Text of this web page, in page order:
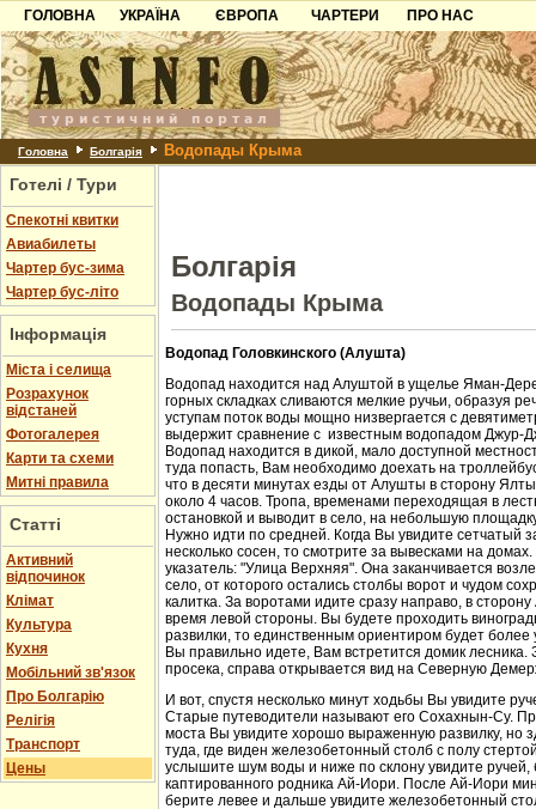
ГОЛОВНА
УКРАЇНА
Карпати
Азов
Причорноморря
Шацьк
ЄВРОПА
Чорногорія
Хорватія
Болгарія
Албанія
ЧАРТЕРИ
ПРО НАС
Контакти
Партнерам
Додати готель
Головна Болгарія Водопады Крыма
Готелі / Тури
Спекотні квитки
Авиабилеты
Чартер бус-зима
Чартер бус-літо
Інформація
Міста і селища
Розрахунок
відстаней
Фотогалерея
Карти та схеми
Митні правила
Статті
Активний
відпочинок
Клімат
Культура
Кухня
Мобільний зв'язок
Про Болгарію
Релігія
Транспорт
Цены
Болгарія
Водопады Крыма
Водопад Головкинского (Алушта)
Водопад находится над Алуштой в ущелье Яман-
горных складках сливаются мелкие ручьи, образуя
уступам поток воды мощно низвергается с
выдержит сравнение с известным водопадом Джур-
Водопад находится в дикой, мало доступной
туда попасть, Вам необходимо доехать на
что в десяти минутах езды от Алушты в сторону
около 4 часов. Тропа, временами переходящая в
остановкой и выводит в село, на небольшую
Нужно идти по средней. Когда Вы увидите сетчатый
несколько сосен, то смотрите за вывесками на
указатель: "Улица Верхняя". Она заканчивается
село, от которого остались столбы ворот и чудом
калитка. За воротами идите сразу направо, в
время левой стороны. Вы будете проходить
развилки, то единственным ориентиром будет более
Вы правильно идете, Вам встретится домик лесника.
просека, справа открывается вид на Северную
И вот, спустя несколько минут ходьбы Вы увидите
Старые путеводители называют его Сохахнын-Су.
моста Вы увидите хорошо выраженную развилку, но
туда, где виден железобетонный столб с полу
услышите шум воды и ниже по склону увидите
каптированного родника Ай-Иори. После Ай-Иори
берите левее и дальше увидите железобетонный